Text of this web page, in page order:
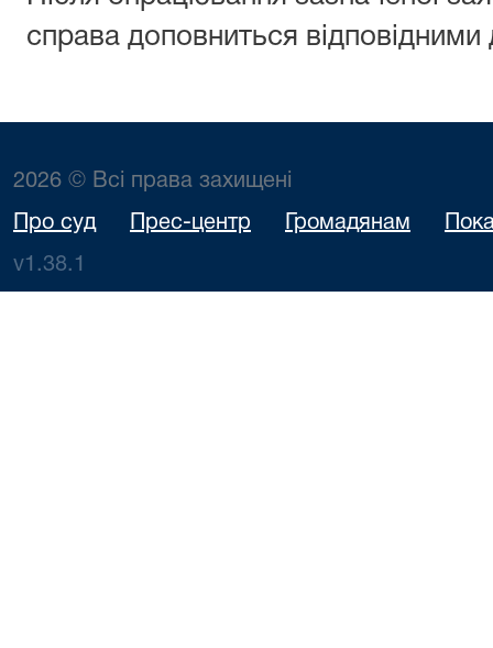
справа доповниться
2026 © Всі права захищені
Про суд Прес-центр Громадянам
v1.38.1